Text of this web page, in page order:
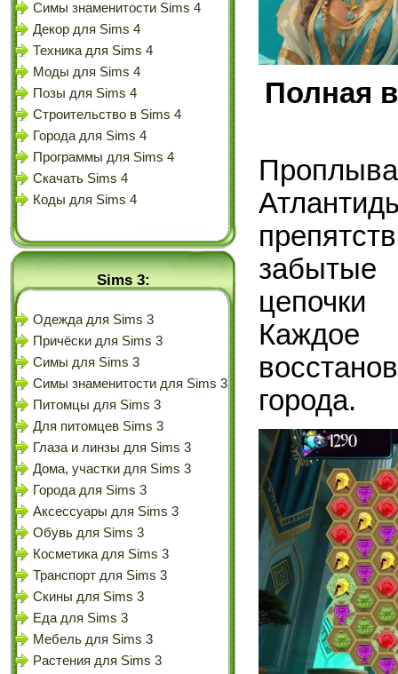
Симы знаменитости Sims 4
Декор для Sims 4
Техника для Sims 4
Моды для Sims 4
Позы для Sims 4
Строительство в Sims 4
Города для Sims 4
Программы для Sims 4
Скачать Sims 4
Коды для Sims 4
Sims 3:
Одежда для Sims 3
Причёски для Sims 3
Симы для Sims 3
Симы знаменитости для Sims 3
Питомцы для Sims 3
Для питомцев Sims 3
Глаза и линзы для Sims 3
Дома, участки для Sims 3
Города для Sims 3
Аксессуары для Sims 3
Обувь для Sims 3
Косметика для Sims 3
Транспорт для Sims 3
Скины для Sims 3
Еда для Sims 3
Мебель для Sims 3
Растения для Sims 3
Полная
цепочки
Каждое
города.